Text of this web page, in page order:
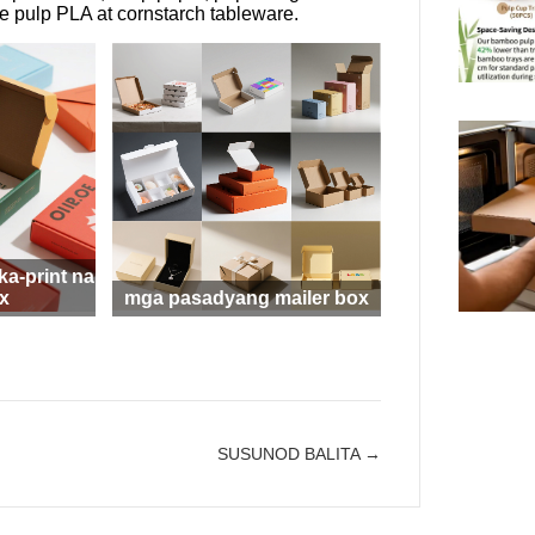
pulp PLA at cornstarch tableware.
print na
mga pasadyang mailer box
SUSUNOD BALITA →